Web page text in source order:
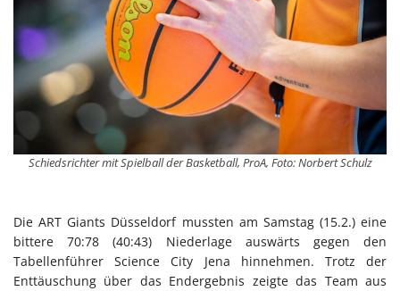
Schiedsrichter mit Spielball der Basketball, ProA, Foto: Norbert Schulz
Die ART Giants Düsseldorf mussten am Samstag (15.2.) eine
bittere 70:78 (40:43) Niederlage auswärts gegen den
Tabellenführer Science City Jena hinnehmen. Trotz der
Enttäuschung über das Endergebnis zeigte das Team aus